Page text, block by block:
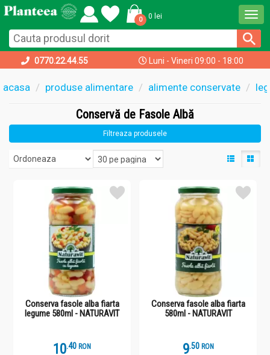
0 0 lei
0770.22.44.55 Luni - Vineri 09:00 - 18:00
acasa produse alimentare alimente conservate
Conservă de Fasole Albă
Filtreaza produsele
Conserva fasole alba fiarta
legume 580ml - NATURAVIT
10.4 RON
Conserva fasole alba fiarta
580ml - NATURAVIT
9.5 RON